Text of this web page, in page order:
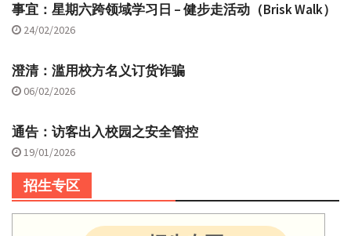
事宜：星期六跨领域学习日 – 健步走活动（Brisk Walk）
24/02/2026
澄清：滥用校方名义订货诈骗
06/02/2026
通告：访客出入校园之安全管控
19/01/2026
招生专区